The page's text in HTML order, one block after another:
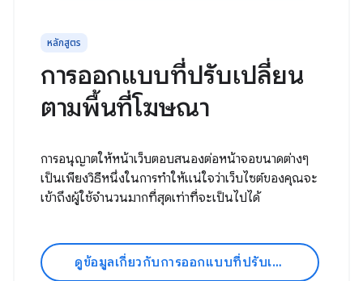
หลักสูตร
การออกแบบที่ปรับเปลี่ยน
ตามพื้นที่โฆษณา
การอนุญาตให้หน้าเว็บตอบสนองต่อหน้าจอขนาดต่างๆ
เป็นเพียงวิธีหนึ่งในการทำให้แน่ใจว่าเว็บไซต์ของคุณจะ
เข้าถึงผู้ใช้จำนวนมากที่สุดเท่าที่จะเป็นไปได้
ดูข้อมูลเกี่ยวกับการออกแบบที่ปรับเปลี่ยนตามอุปกรณ์